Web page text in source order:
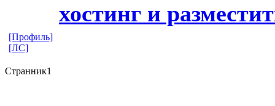
хостинг и
[Профиль]
[ЛС]
Странник1